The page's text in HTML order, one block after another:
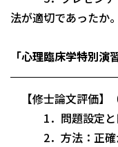
法が適切であったか。
「心理臨床学特別演
【修士論文評価】
1．問題設定と目
2．方法：正確か